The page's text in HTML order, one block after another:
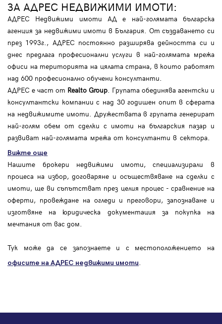
ЗА АДРЕС НЕДВИЖИМИ ИМОТИ:
АДРЕС Недвижими имоти АД е най-голямата българска
агенция за недвижими имоти в България. От създаването си
през 1993г., АДРЕС постоянно разширява дейността си и
днес предлага професионални услуги в най-голямата мрежа
офиси на територията на цялата страна, в които работят
над 600 професионално обучени консултанти.
АДРЕС е част от Realto Group . Групата обединява агентски и
консултантски компании с над 30 годишен опит в сферата
на недвижимите имоти. Дружествата в групата генерират
най-голям обем от сделки с имоти на българския пазар и
развиват най-голямата мрежа от консултанти в сектора.
Вижте още
Нашите брокери недвижими имоти, специализирали в
процеса на избор, договаряне и осъществяване на сделки с
имоти, ще ви съпътстват през целия процес - сравнение на
оферти, провеждане на огледи и преговори, запознаване и
изготвяне на юридическа документация за покупка на
мечтания от вас дом.
Тук може да се запознаете и с местоположението на
офисите на АДРЕС недвижими имоти